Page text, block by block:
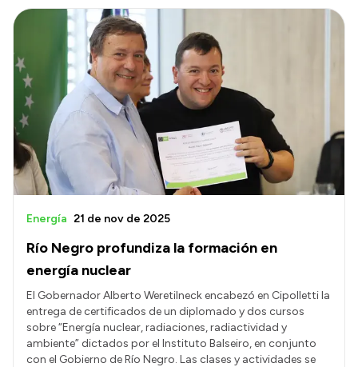
Río Negro profundiza la formación en
energía nuclear
Energía 21 de nov de 2025
El Gobernador Alberto Weretilneck encabezó en Cipolletti la
entrega de certificados de un diplomado y dos cursos
sobre “Energía nuclear, radiaciones, radiactividad y
ambiente” dictados por el Instituto Balseiro, en conjunto
con el Gobierno de Río Negro. Las clases y actividades se